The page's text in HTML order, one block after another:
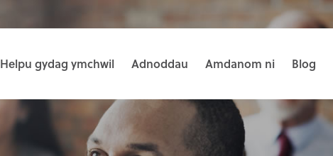
Helpu gydag ymchwil Adnoddau Amdanom ni Blog